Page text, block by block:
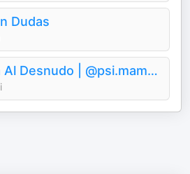
Dudas
Psicologia Al Desnudo | @psi.mammoliti